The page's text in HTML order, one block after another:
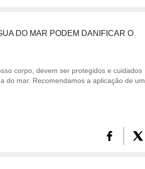
DO MAR PODEM DANIFICAR O
corpo, devem ser protegidos e cuidados
do mar. Recomendamos a aplicação de um